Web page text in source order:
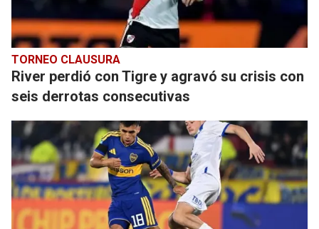
TORNEO CLAUSURA
River perdió con Tigre y agravó su crisis con
seis derrotas consecutivas